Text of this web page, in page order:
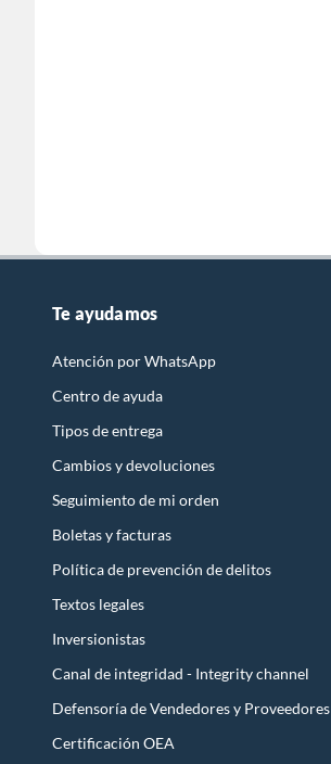
Te ayudamos
Atención por WhatsApp
Centro de ayuda
Tipos de entrega
Cambios y devoluciones
Seguimiento de mi orden
Boletas y facturas
Política de prevención de delitos
Textos legales
Inversionistas
Canal de integridad - Integrity channel
Defensoría de Vendedores y Proveedores
Certificación OEA